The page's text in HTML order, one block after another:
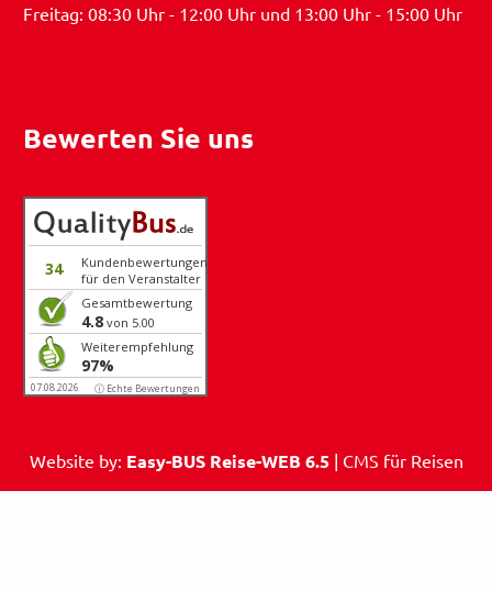
Freitag: 08:30 Uhr - 12:00 Uhr und 13:00 Uhr - 15:00 Uhr
Bewerten Sie uns
34
Kundenbewertungen
für den Veranstalter
Gesamtbewertung
4.8 von 5.00
Weiterempfehlung
97%
07.08.2026 ⓘ Echte Bewertungen
Website by: Easy-BUS Reise-WEB 6.5| CMS für Reisen